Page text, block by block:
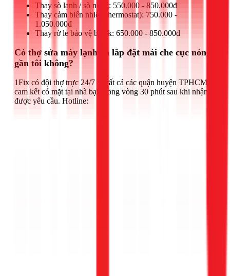
Thay sò lạnh / sò nóng: 550.000 - 850.000đ
Thay cảm biến nhiệt (thermostat): 750.000 -
1.050.000đ
Thay rờ le bảo vệ block: 650.000 - 850.000đ
Có thợ sửa máy lạnh và lắp đặt mái che cục nóng
gần tôi không?
1Fix có đội thợ trực 24/7 tại tất cả các quận huyện TPHCM,
cam kết có mặt tại nhà bạn trong vòng 30 phút sau khi nhận
được yêu cầu. Hotline: